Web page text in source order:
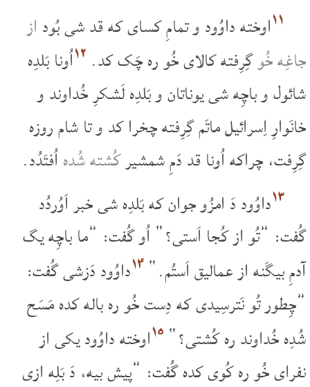
۱۱اوخته داوُود و تمامِ کسای که قد شی بُود از
جاغِه خُوگِرِفته کالای خُو ره چَک کد. ۱۲اُونا بَلدِه
شائول و باچِه شی یوناتان و بَلدِه لَشکرِ خُداوند و
خانَوارِ اِسرائیل ماتَم گِرِفته چخرا کد و تا شام روزه
گِرِفت، چراکه اُونا قد دَمِ شمشیرکُشته شُدهاُفتَدُد.
۱۳داوُود دَ امزُو جوان که بَلدِه شی خبر اَوُردُد
گُفت: ”تُو از کُجا اَستی؟“ اُو گُفت: ”ما باچِه یگ
آدمِ بیگَنه از عمالیق اَستُم.“۱۴داوُود دَزشی گُفت:
”چِطور تُو نَترسِیدی که دِست خُو ره باله کده مَسَح
شُدِه خُداوند ره کُشتی؟“ ۱۵اوخته داوُود یکی از
نفرای خُو ره کُوی کده گُفت: ”پیش بیه، دَ بَلِه ازی